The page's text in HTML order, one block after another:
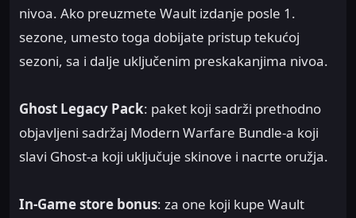
nivoa. Ako preuzmete Wault izdanje posle 1.
sezone, umesto toga dobijate pristup tekućoj
sezoni, sa i dalje uključenim preskakanjima nivoa.
Ghost Legacy Pack: paket koji sadrži prethodno
objavljeni sadržaj Modern Warfare Bundle-a koji
slavi Ghost-a koji uključuje skinove i nacrte oružja.
In-Game store bonus: za one koji kupe Wault